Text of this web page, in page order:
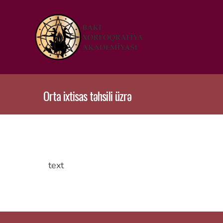
Orta ixtisas təhsili üzrə
text